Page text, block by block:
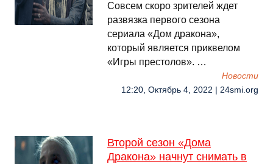
Совсем скоро зрителей ждет
развязка первого сезона
сериала «Дом дракона»,
который является приквелом
«Игры престолов». …
Новости
12:20, Октябрь 4, 2022 | 24smi.org
Второй сезон «Дома
Дракона» начнут снимать в